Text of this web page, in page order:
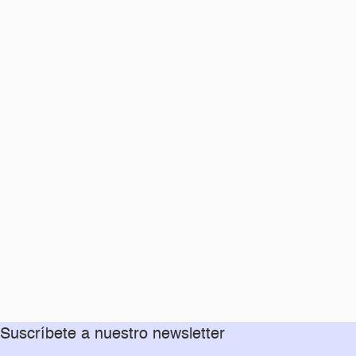
Suscríbete a nuestro newsletter